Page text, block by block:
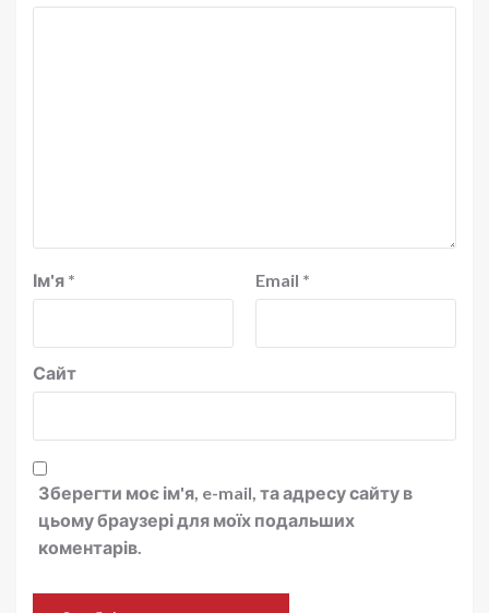
Ім'я * Email *
Сайт
Зберегти моє ім'я, e-mail, та адресу сайту в
цьому браузері для моїх подальших
коментарів.